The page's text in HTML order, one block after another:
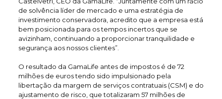
de solvência líder de mercado e uma estratégia de
investimento conservadora, acredito que a empresa está
bem posicionada para os tempos incertos que se
avizinham, continuando a proporcionar tranquilidade e
segurança aos nossos clientes”.
O resultado da GamaLife antes de impostos é de 72
milhões de euros tendo sido impulsionado pela
libertação da margem de serviços contratuais (CSM) e do
ajustamento de risco, que totalizaram 57 milhões de